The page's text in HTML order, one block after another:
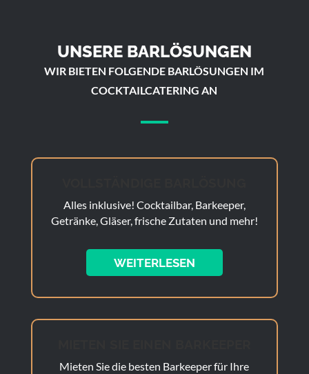
UNSERE BARLÖSUNGEN
WIR BIETEN FOLGENDE BARLÖSUNGEN IM
COCKTAILCATERING AN
Alles inklusive! Cocktailbar, Barkeeper,
Getränke, Gläser, frische Zutaten und mehr!
WEITERLESEN
Mieten Sie die besten Barkeeper für Ihre